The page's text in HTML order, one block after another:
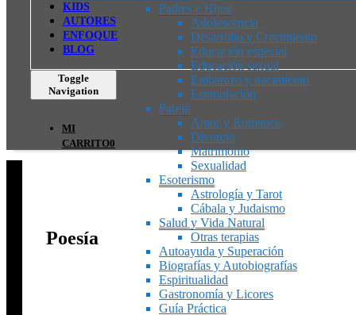
Padres e Hijos
Adolescencia
Desarrollo y Crecimiento
Educación especial
Educación sexual
Embarazo y nacimiento
Estimulación
Pareja
Amor y Romance
Divorcio
Matrimonio
Sexualidad
Esoterismo
Astrología y Tarot
Cábala y Judaismo
Salud y Vida Natural
Otras terapias
Autoayuda y Superación
Biografías y Autobiografías
Espiritualidad
Gastronomía y Licores
Guía Práctica
KIDS
AUTORES
ENFOQUE
BLOG
Toggle
Navigation
MI
CARRITO0
Poesía